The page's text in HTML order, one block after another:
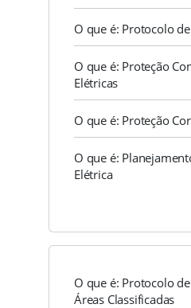
O que é: Protocolo
O que é: Proteção
Elétricas
O que é: Proteção
O que é:
Elétrica
O que é: Protocolo
Áreas Classificadas